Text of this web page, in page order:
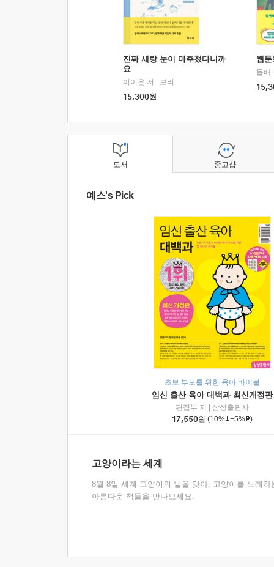
진짜 새랑 눈이 마주쳤다니까
요
이이은 저
보리
15,300원
웹
돌배
도서
예스's Pick
초보 부모를 위한 육아 바이블
임신 출산 육아 대백과 최신개정판
편집부 저
삼성출판사
17,550원 (10% +5% )
고양이라는 세계
8월 8일 세계 고양이의 날을 맞아, 고양이를 노래하
아름다운 책들을 만나보세요.
중고샵